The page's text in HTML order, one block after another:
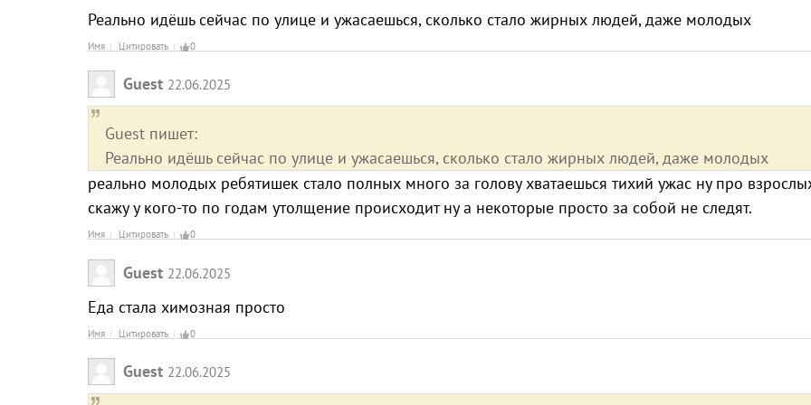
Реально идёшь сейчас по улице и ужасаешься, сколько стало жирных людей, даже молодых
Имя Цитировать 0
Guest 22.06.2025
Guest пишет:
Реально идёшь сейчас по улице и ужасаешься, сколько стало жирных людей, даже молодых
реально молодых ребятишек стало полных много за голову хватаешься тихий ужас ну про
скажу у кого-то по годам утолщение происходит ну а некоторые просто за собой не следят.
Имя Цитировать 0
Guest 22.06.2025
Еда стала химозная просто
Имя Цитировать 0
Guest 22.06.2025